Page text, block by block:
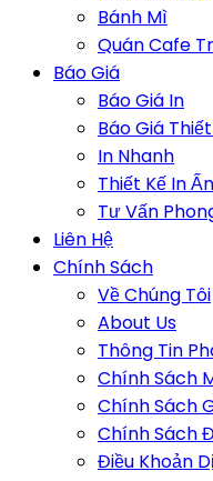
Bánh Mì
Quán Cafe
Báo Giá
Báo Giá In
Báo Giá
In Nhanh
Thiết Kế In
Tư Vấn
Liên Hệ
Chính Sách
Về Chúng Tôi
About Us
Thông Tin
Chính Sách
Chính Sách
Chính Sách
Điều Khoản